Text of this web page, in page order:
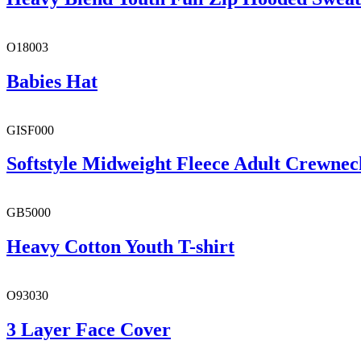
O18003
Babies Hat
GISF000
Softstyle Midweight Fleece Adult
GB5000
Heavy Cotton Youth T-shirt
O93030
3 Layer Face Cover